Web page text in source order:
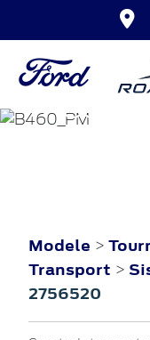
Modele >
Transport >
2756520